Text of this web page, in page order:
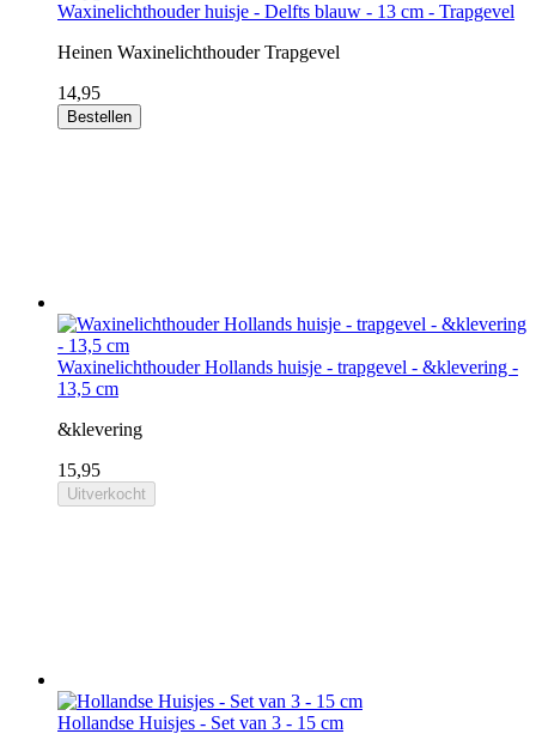
Waxinelichthouder huisje - Delfts blauw - 13 cm - Trapgevel
Heinen Waxinelichthouder Trapgevel
14,95
Bestellen
Waxinelichthouder Hollands huisje - trapgevel - &klevering -
13,5 cm
&klevering
15,95
Uitverkocht
Hollandse Huisjes - Set van 3 - 15 cm